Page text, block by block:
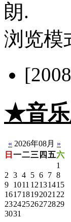
朗.
浏览模
★音
« 2026年08月 »
日 一二三 四 五六
1
2 3 4 5 6 7 8
9 1011 12131415
161718192021 22
23242526272829
3031